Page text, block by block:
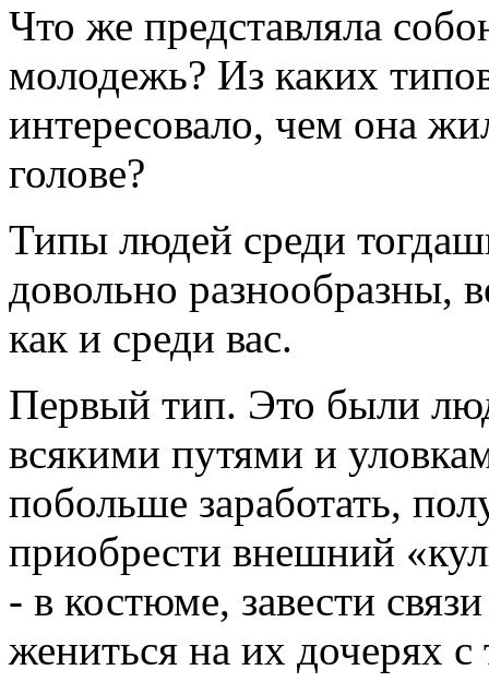
Что же представляла
молодежь? Из каких
интересовало, чем она
голове?
Типы людей среди
довольно разнообразны,
как и среди вас.
Первый тип. Это были
всякими путями и
побольше заработать,
приобрести внешний
- в костюме, завести
жениться на их дочерях